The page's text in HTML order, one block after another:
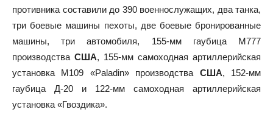
противника составили до 390 военнослужащих, два танка,
три боевые машины пехоты, две боевые бронированные
машины, три автомобиля, 155-мм гаубица М777
производства США, 155-мм самоходная артиллерийская
установка М109 «Paladin» производства США, 152-мм
гаубица Д-20 и 122-мм самоходная артиллерийская
установка «Гвоздика».